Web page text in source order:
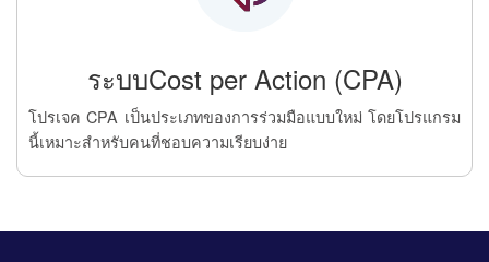
ระบบCost per Action (CPA)
โปรเจค CPA เป็นประเภทของการร่วมมือแบบใหม่ โดยโปรแกรม
นี้เหมาะสำหรับคนที่ชอบความเรียบง่าย